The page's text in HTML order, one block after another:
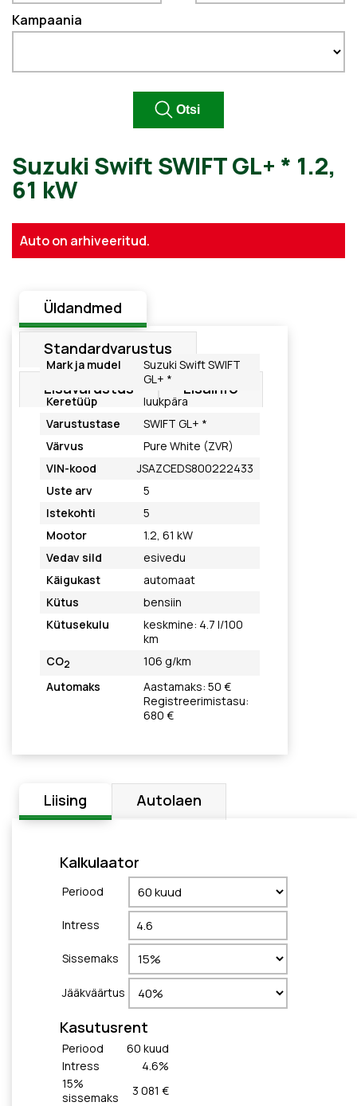
Kampaania
Suzuki Swift SWIFT GL+ *
Auto on arhiveeritud.
Üldandmed
Standardvarustus
Lisavarustus Lisainfo
Mark ja mudel
Suzuki Swift SWIFT
GL+ *
Keretüüp
luukpära
Varustustase
SWIFT GL+ *
Värvus
Pure White (ZVR)
VIN-kood
JSAZCEDS800222433
Uste arv
5
Istekohti
5
Mootor
1.2, 61 kW
Vedav sild
esivedu
Käigukast
automaat
Kütus
bensiin
Kütusekulu
keskmine: 4.7 l/100
km
CO2
106 g/km
Automaks
Aastamaks: 50 €
Registreerimistasu:
680 €
Liising Autolaen
Kalkulaator
Periood
Intress
Sissemaks
Jääkväärtus
Kasutusrent
Periood 60 kuud
Intress
4.6%
15%
sissemaks
3 081 €